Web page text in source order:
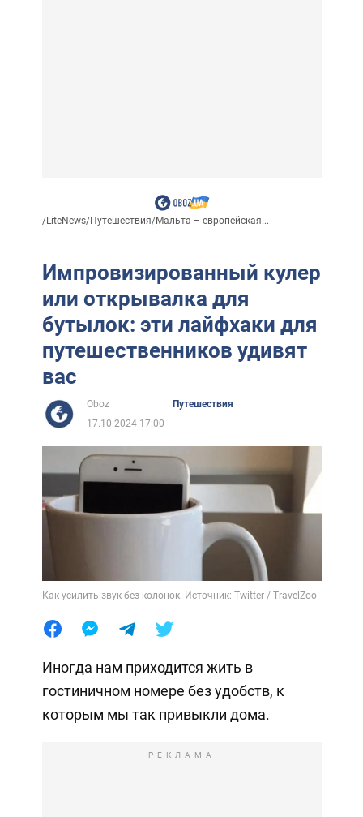
/LiteNews/Путешествия/Мальта – европейская...
Импровизированный кулер
или открывалка для
бутылок: эти лайфхаки для
путешественников удивят
вас
Oboz
Путешествия
17.10.2024 17:00
Как усилить звук без колонок. Источник: Twitter / TravelZoo
Иногда нам приходится жить в
гостиничном номере без удобств, к
которым мы так привыкли дома.
РЕКЛАМА